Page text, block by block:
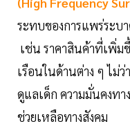
ระทบของการแพร่ระบ
เช่น ราคาสินค้าที่เพิ่ม
เรือนในด้านต่าง ๆ ไม่ว่
ดูแลเด็ก ความมั่นคงทา
ช่วยเหลือทางสังคม